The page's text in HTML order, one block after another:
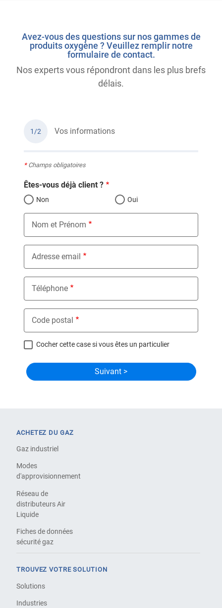
Avez-vous des questions sur nos gammes de
produits oxygène ? Veuillez remplir notre
formulaire de contact.
Nos experts vous répondront dans les plus brefs
délais.
1/2 Vos informations
*Champs obligatoires
Êtes-vous déjà client ?
Non Oui
Nom et Prénom
Adresse email
Téléphone
Code postal
Cocher cette case si vous êtes un particulier
ACHETEZ DU GAZ
Gaz industriel
Modes
d'approvisionnement
Réseau de
distributeurs Air
Liquide
Fiches de données
sécurité gaz
TROUVEZ VOTRE SOLUTION
Solutions
Industries